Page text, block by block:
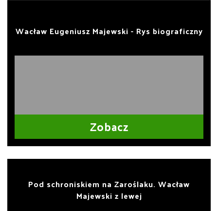
Wacław Eugeniusz Majewski - Rys biograficzny
Zobacz
Pod schroniskiem na Zaroślaku. Wacław
Majewski z lewej